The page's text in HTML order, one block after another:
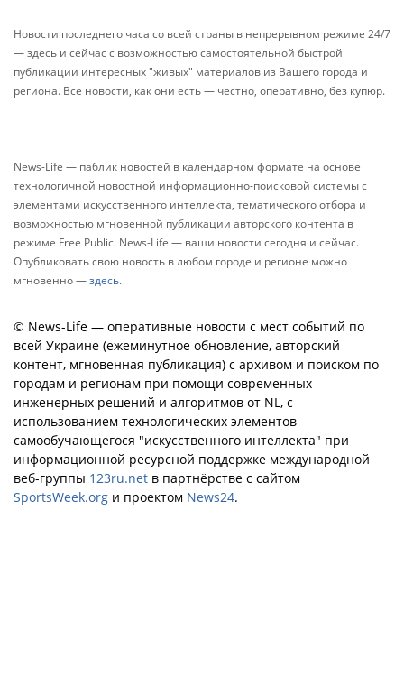
Новости последнего часа со всей страны в непрерывном режиме 24/7
— здесь и сейчас с возможностью самостоятельной быстрой
публикации интересных "живых" материалов из Вашего города и
региона. Все новости, как они есть — честно, оперативно, без купюр.
News-Life — паблик новостей в календарном формате на основе
технологичной новостной информационно-поисковой системы с
элементами искусственного интеллекта, тематического отбора и
возможностью мгновенной публикации авторского контента в
режиме Free Public. News-Life — ваши новости сегодня и сейчас.
Опубликовать свою новость в любом городе и регионе можно
мгновенно —здесь.
© News-Life — оперативные новости с мест событий по
всей Украине (ежеминутное обновление, авторский
контент, мгновенная публикация) с архивом и поиском по
городам и регионам при помощи современных
инженерных решений и алгоритмов от NL, с
использованием технологических элементов
самообучающегося "искусственного интеллекта" при
информационной ресурсной поддержке международной
веб-группы 123ru.net в партнёрстве с сайтом
SportsWeek.org и проектом News24.